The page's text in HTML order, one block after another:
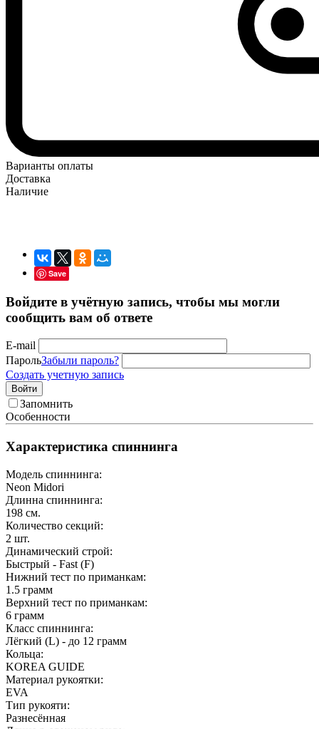
Варианты оплаты
Доставка
Наличие
Save
Войдите в учётную запись, чтобы мы могли
сообщить вам об ответе
E-mail
ПарольЗабыли пароль?
Создать учетную запись
Войти
Запомнить
Особенности
Характеристика спиннинга
Модель спиннинга:
Neon Midori
Длинна спиннинга:
198 см.
Количество секций:
2 шт.
Динамический строй:
Быстрый - Fast (F)
Нижний тест по приманкам:
1.5 грамм
Верхний тест по приманкам:
6 грамм
Класс спиннинга:
Лёгкий (L) - до 12 грамм
Кольца:
KOREA GUIDE
Материал рукоятки:
EVA
Тип рукояти:
Разнесённая